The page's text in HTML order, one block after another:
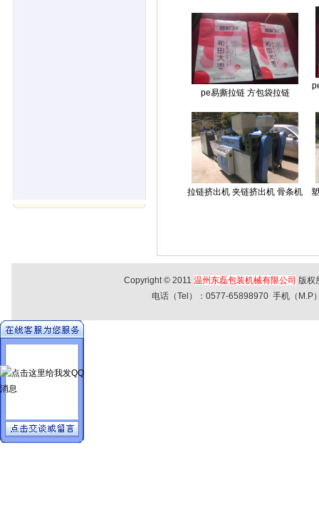
pe易撕拉链 方包袋拉链
拉链挤出机 夹链挤出机 骨条机
Copyright © 2011 温州东磊包装机械有限公司 版权
电话（Tel）：0577-65898970 手机（